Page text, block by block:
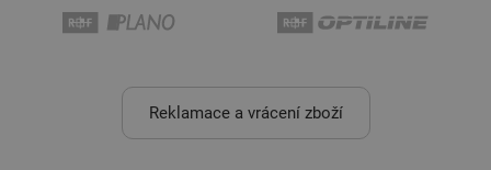
Reklamace a vrácení zboží